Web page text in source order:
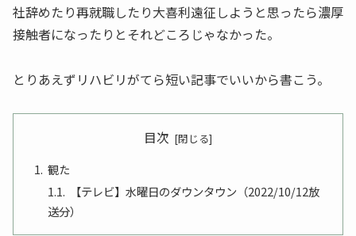
社辞めたり再就職したり大喜利遠征しようと思ったら濃厚
接触者になったりとそれどころじゃなかった。
とりあえずリハビリがてら短い記事でいいから書こう。
目次
観た
【テレビ】水曜日のダウンタウン（2022/10/12放
送分）